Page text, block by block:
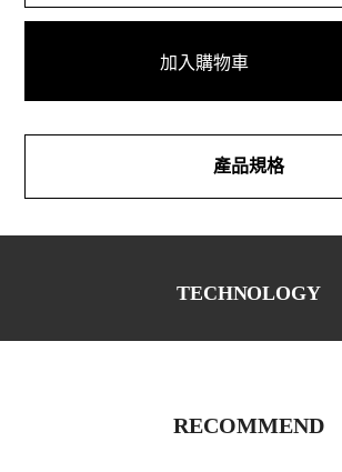
加入購物車
產品規格
TECHNOLOGY
RECOMMEND